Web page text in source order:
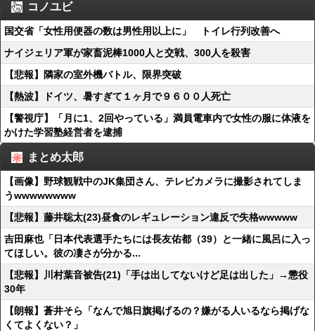
コノユビ
国交省「女性用便器の数は男性用以上に」 トイレ行列改善へ
ナイジェリア軍が家畜泥棒1000人と交戦、300人を殺害
【悲報】隣家の室外機バトル、限界突破
【熱波】ドイツ、暑すぎて１ヶ月で９６００人死亡
【警視庁】「月に1、2回やっている」満員電車内で女性の服に体液を
かけた学習塾経営者を逮捕
まとめ太郎
【画像】野球観戦中のJK集団さん、テレビカメラに撮影されてしま
うwwwwwwww
【悲報】藤井聡太(23)昼食のレギュレーション違反で失格wwwww
吉田麻也「日本代表選手たちには長友佑都（39）と一緒に風呂に入っ
てほしい。彼の凄さが分かる...
【悲報】川村葉音被告(21)「手は出してないけど足は出した」→懲役
30年
【朗報】蒼井そら「なんで旭日旗掲げるの？嫌がる人いるなら掲げな
くてよくない？」